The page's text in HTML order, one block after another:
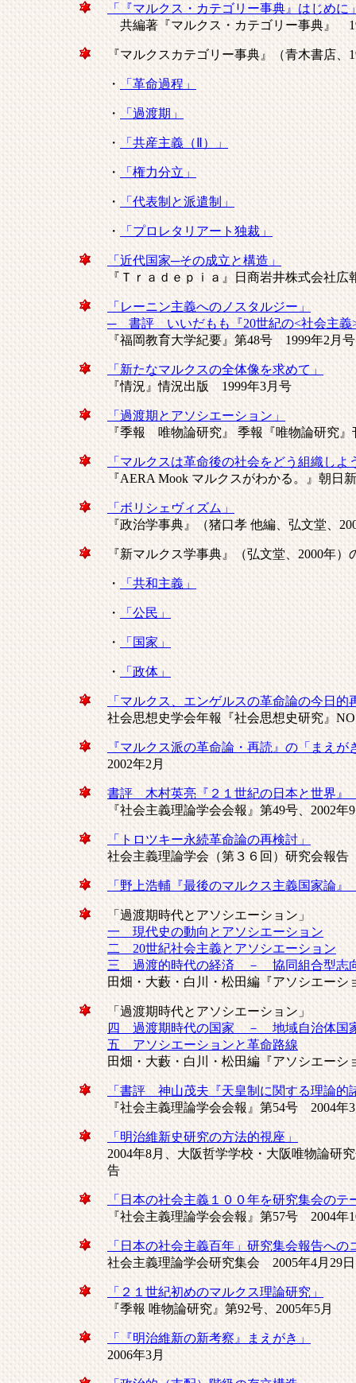
「『マルクス・カテゴリー事典』はじめに
共編著『マルクス・カテゴリー事典』
『マルクスカテゴリー事典』（青木書店、
・ 「革命過程」
・ 「過渡期」
・ 「共産主義（Ⅱ）」
・ 「権力分立」
・ 「代表制と派遣制」
・ 「プロレタリアート独裁」
「近代国家─その成立と構造」
『Ｔｒａｄｅｐｉａ』日商岩井株式会社
「レーニン主義へのノスタルジー」
─ 書評 いいだもも『20世紀の<社会主義
『福岡教育大学紀要』第48号 1999年2月号
「新たなマルクスの全体像を求めて」
『情況』情況出版 1999年3月号
「過渡期とアソシエーション」
『季報 唯物論研究』 季報『唯物論研究
「マルクスは革命後の社会をどう組織しよ
『AERA Mook マルクスがわかる。』朝日
「ボリシェヴィズム」
『政治学事典』（猪口孝 他編、弘文堂、
『新マルクス学事典』（弘文堂、2000年）
・ 「共和主義」
・ 「公民」
・ 「国家」
・ 「政体」
「マルクス、エンゲルスの革命論の今日的
社会思想史学会年報『社会思想史研究』
『マルクス派の革命論・再読』の「まえが
2002年2月
書評 木村英亮『２１世紀の日本と世界』
『社会主義理論学会会報』第49号、2002年
「トロツキー永続革命論の再検討」
社会主義理論学会（第３６回）研究会報
「野上浩輔『最後のマルクス主義国家論
「過渡期時代とアソシエーション」
一 現代史の動向とアソシエーション
二 20世紀社会主義とアソシエーション
三 過渡的時代の経済 － 協同組合型志
田畑・大藪・白川・松田編『アソシエー
「過渡期時代とアソシエーション」
四 過渡期時代の国家 － 地域自治体国
五 アソシエーションと革命路線
田畑・大藪・白川・松田編『アソシエー
「書評 神山茂夫『天皇制に関する理論的
『社会主義理論学会会報』第54号 2004年
「明治維新史研究の方法的視座」
2004年8月、大阪哲学学校・大阪唯物論研
告
「日本の社会主義１００年を研究集会のテ
『社会主義理論学会会報』第57号 2004年
「日本の社会主義百年」研究集会報告への
社会主義理論学会研究集会 2005年4月29日
「２１世紀初めのマルクス理論研究」
『季報 唯物論研究』第92号、2005年5月
「『明治維新の新考察』まえがき」
2006年3月